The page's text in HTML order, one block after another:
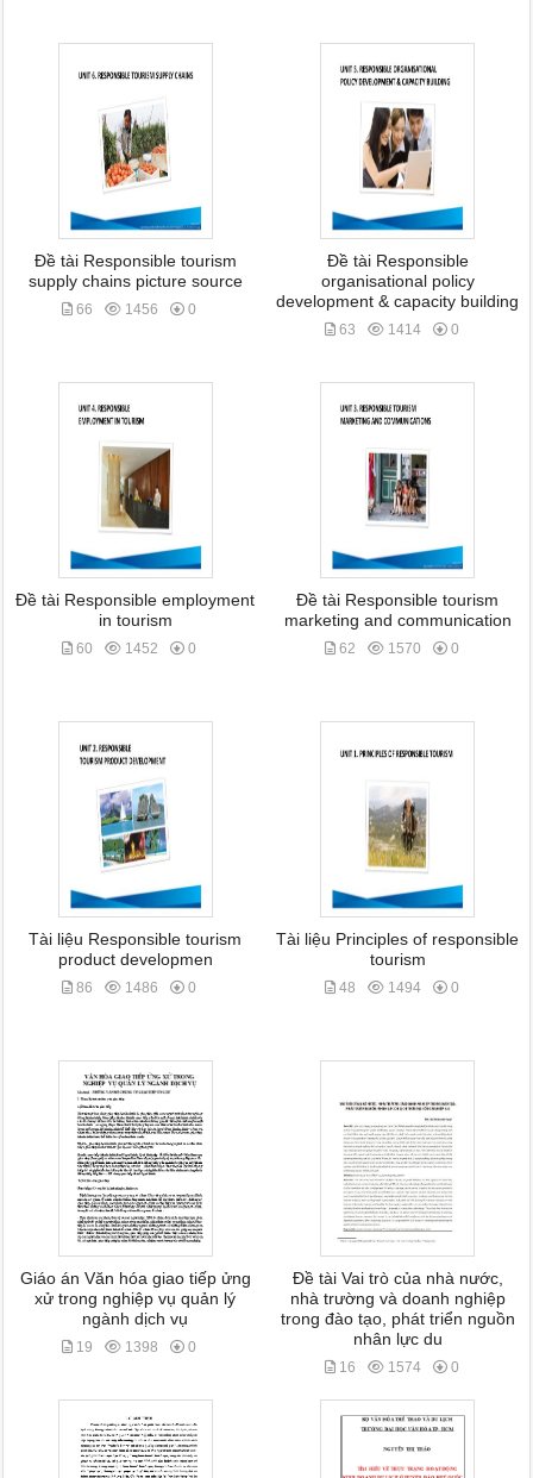
Đề tài Responsible tourism
supply chains picture source
66 1456 0
Đề tài Responsible
organisational policy
development & capacity building
63 1414 0
Đề tài Responsible employment
in tourism
60 1452 0
Đề tài Responsible tourism
marketing and communication
62 1570 0
Tài liệu Responsible tourism
product developmen
86 1486 0
Tài liệu Principles of responsible
tourism
48 1494 0
Giáo án Văn hóa giao tiếp ửng
xử trong nghiệp vụ quản lý
ngành dịch vụ
19 1398 0
Đề tài Vai trò của nhà nước,
nhà trường và doanh nghiệp
trong đào tạo, phát triển nguồn
nhân lực du
16 1574 0